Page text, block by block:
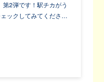
2弾です！駅チカがう
ックしてみてくださ…